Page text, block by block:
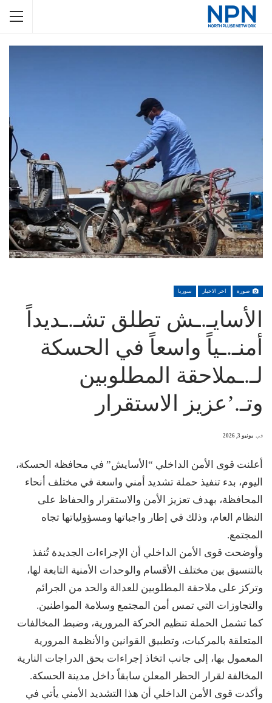
صورة اخر الاخبار سوريا
الأسايـ.ـش تطلق تشـ.ـديداً
أمنـ.ـياً واسعاً في الحسكة
لـ.ـملاحقة المطلوبين
وتـ.’عزيز الاستقرار
في يونيو 3, 2026
أعلنت قوى الأمن الداخلي “الأسايش” في محافظة الحسكة،
اليوم، بدء تنفيذ حملة تشديد أمني واسعة في مختلف أنحاء
المحافظة، بهدف تعزيز الأمن والاستقرار والحفاظ على
النظام العام، وذلك في إطار واجباتها ومسؤولياتها تجاه
المجتمع.
وأوضحت قوى الأمن الداخلي أن الإجراءات الجديدة تُنفذ
بالتنسيق بين مختلف الأقسام والوحدات الأمنية التابعة لها،
وتركز على ملاحقة المطلوبين للعدالة والحد من الجرائم
والتجاوزات التي تمس أمن المجتمع وسلامة المواطنين.
كما تشمل الحملة تنظيم الحركة المرورية، وضبط المخالفات
المتعلقة بالمركبات، وتطبيق القوانين والأنظمة المرورية
المعمول بها، إلى جانب اتخاذ إجراءات بحق الدراجات النارية
المخالفة لقرار الحظر المعلن سابقاً داخل مدينة الحسكة.
وأكدت قوى الأمن الداخلي أن هذا التشديد الأمني يأتي في